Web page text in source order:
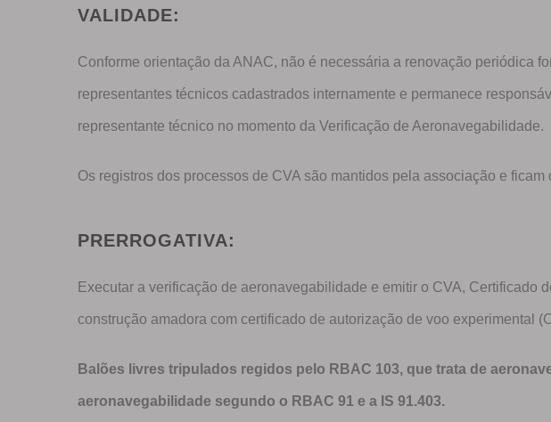
VALIDADE:
Conforme orientação da ANAC, não é necessária a renovação periódica
representantes técnicos cadastrados internamente e permanece
representante técnico no momento da Verificação de Aeronavegabilidade.
Os registros dos processos de CVA são mantidos pela associação e
PRERROGATIVA:
Executar a verificação de aeronavegabilidade e emitir o CVA,
construção amadora com certificado de autorização de voo experimental
Balões livres tripulados regidos pelo RBAC 103, que trata de
aeronavegabilidade segundo o RBAC 91 e a IS 91.403.